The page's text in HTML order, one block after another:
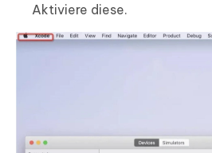
Aktiviere diese.